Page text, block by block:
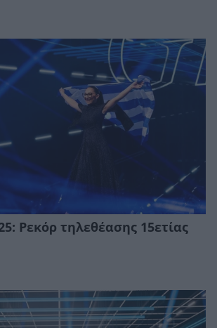
Ρεκόρ τηλεθέασης 15ετίας